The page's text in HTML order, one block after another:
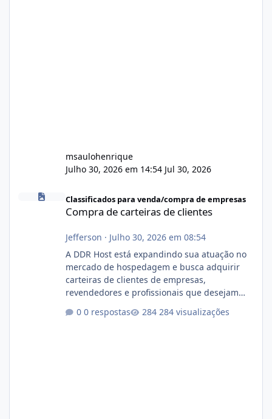
msaulohenrique
Julho 30, 2026 em 14:54 Jul 30, 2026
Compra de carteiras de clientes
Classificados para venda/compra de empresas
Compra de carteiras de clientes
Jefferson · Julho 30, 2026 em 08:54
A DDR Host está expandindo sua atuação no
mercado de hospedagem e busca adquirir
carteiras de clientes de empresas,
revendedores e profissionais que desejam
operação. Se você possui clientes ativos de
0 respostas 284 visualizações